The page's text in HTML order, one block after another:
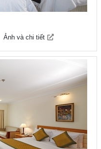
Ảnh và chi tiết